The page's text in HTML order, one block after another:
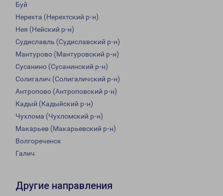
Буй
Нерехта (Нерехтский р-н)
Нея (Нейский р-н)
Судиславль (Судиславский р-н)
Мантурово (Мантуровский р-н)
Сусанино (Сусанинский р-н)
Солигалич (Солигаличский р-н)
Антропово (Антроповский р-н)
Кадый (Кадыйский р-н)
Чухлома (Чухломский р-н)
Макарьев (Макарьевский р-н)
Волгореченск
Галич
Другие направления